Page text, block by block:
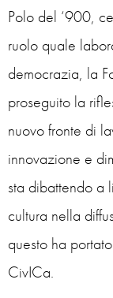
Polo del ‘900,
ruolo quale
democrazia, la
proseguito la
nuovo fronte di
innovazione e
sta dibattendo a
cultura nella
questo ha
CivICa.